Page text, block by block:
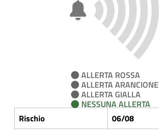
ALLERTA ROSSA
ALLERTA ARANCIONE
ALLERTA GIALLA
NESSUNA ALLERTA
Rischio
06/08